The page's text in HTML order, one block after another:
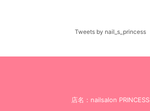
Tweets by nail_s_princess
店名：nailsalon PRINCESS